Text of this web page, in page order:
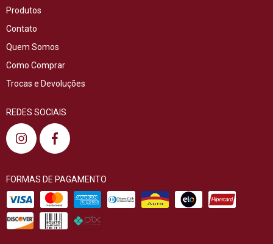
Produtos
Contato
Quem Somos
Como Comprar
Trocas e Devoluções
REDES SOCIAIS
FORMAS DE PAGAMENTO